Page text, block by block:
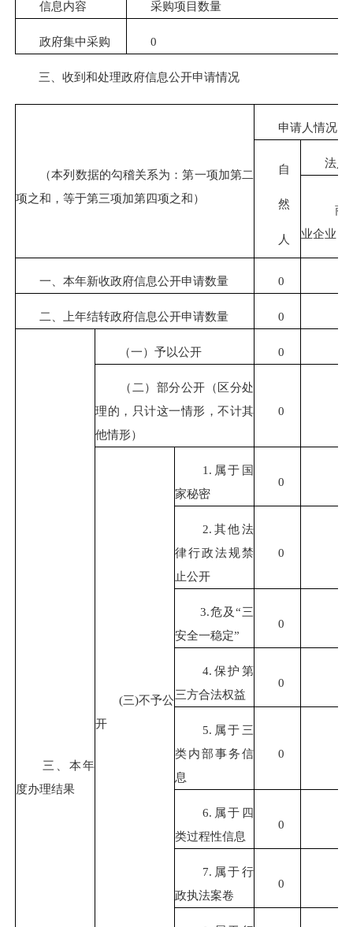
信息内容 采购项目数量
政府集中采购 0
三、收到和处理政府信息公开申请情况
（本列数据的勾稽关系为：第一项加第二
项之和，等于第三项加第四项之和）
申请人情况
自
然
人
法人
商
业企业
一、本年新收政府信息公开申请数量 0
二、上年结转政府信息公开申请数量 0
三、本年
度办理结果
（一）予以公开 0
（二）部分公开（区分处
理的，只计这一情形，不计其
他情形）
0
(三)不予公
开
1.属于国
家秘密
0
2.其他法
律行政法规禁
止公开
0
3.危及“三
安全一稳定”
0
4.保护第
三方合法权益
0
5.属于三
类内部事务信
息
0
6.属于四
类过程性信息
0
7.属于行
政执法案卷
0